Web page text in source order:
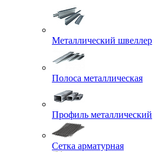
Металлический швеллер
Полоса металлическая
Профиль металлический
Сетка арматурная